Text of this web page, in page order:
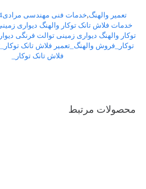
تعمیر والهنگ,
خدمات فلاش تانک توکار والهنگ دیواری
توکار والهنگ دیواری زمینی توالت فرنگی
توکار_فروش والهنگ_تعمیر فلاش تانک
فلاش تانک توکار_
محصولات مرتبط